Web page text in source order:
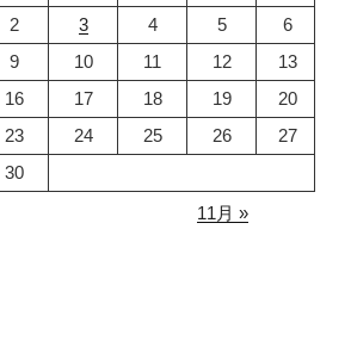
2 3 4 5
6
9 10 11 12
13
16 17 18 19
20
23 24 25 26
27
30
11月 »